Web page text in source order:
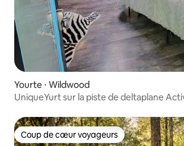
Yourte ⋅ Wildwood
UniqueYurt sur la piste de deltaplane
Coup de cœur voyageurs
Coup de cœur voyageurs